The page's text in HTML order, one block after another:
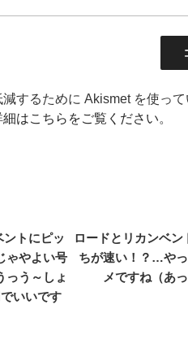
するために Akismet を使って
はこちらをご覧ください。
トにピッ
ゃやよい号
っう～しょ
いいです
ロードとリカンベ
ちが速い！？…や
メですね（あ